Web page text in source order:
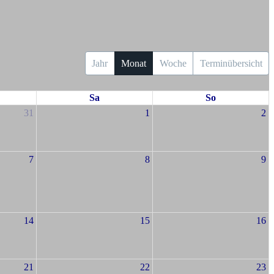
Jahr Monat Woche Terminübersicht
Sa
So
31
1 2
7 8 9
14 15 16
21 22 23